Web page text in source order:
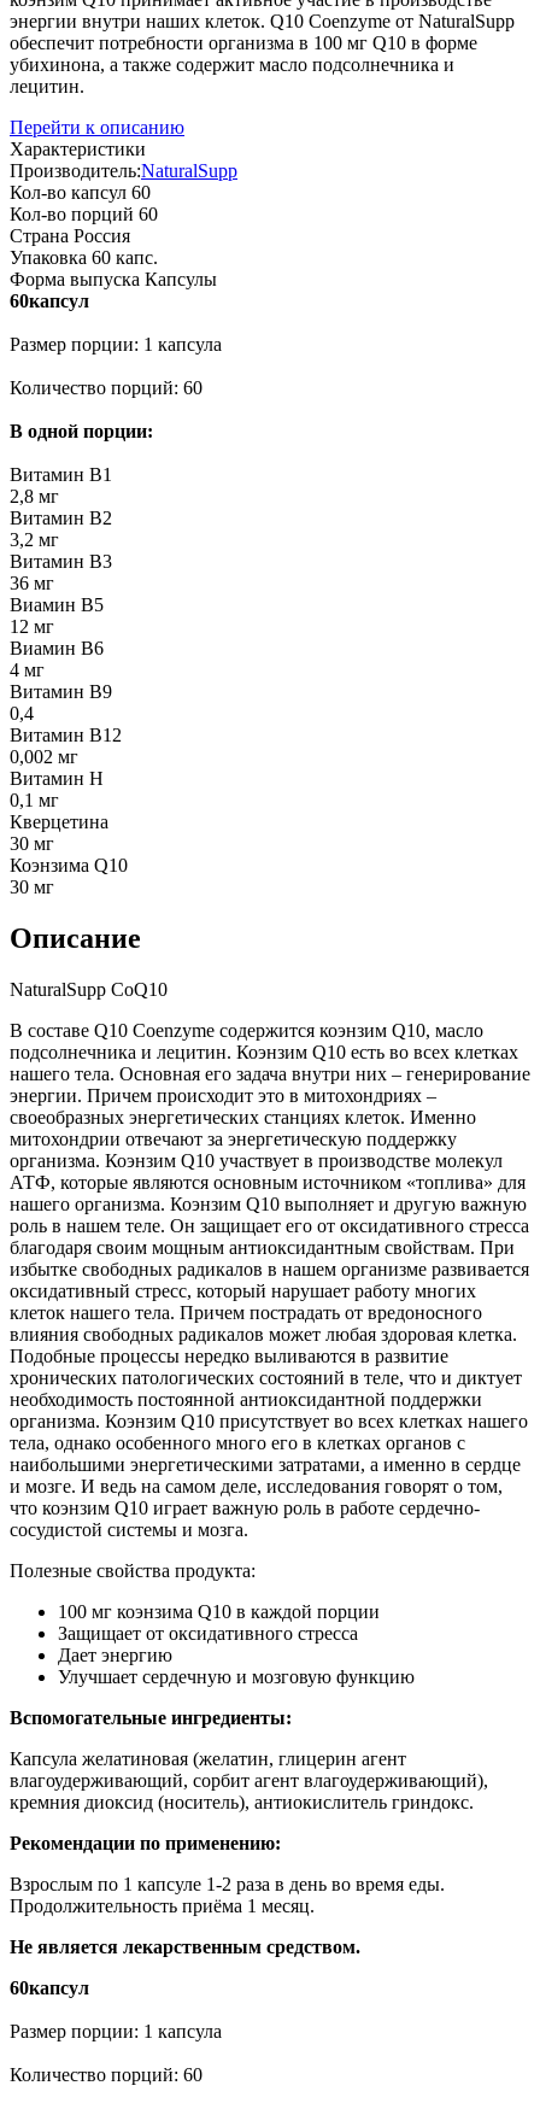
энергии внутри наших клеток. Q10 Coenzyme от NaturalSupp
обеспечит потребности организма в 100 мг Q10 в форме
убихинона, а также содержит масло подсолнечника и
лецитин.
Перейти к описанию
Характеристики
Производитель:NaturalSupp
Кол-во капсул 60
Кол-во порций 60
Страна Россия
Упаковка 60 капс.
Форма выпуска Капсулы
60капсул
Размер порции: 1 капсула
Количество порций: 60
В одной порции:
Витамин В1
2,8 мг
Витамин В2
3,2 мг
Витамин В3
36 мг
Виамин В5
12 мг
Виамин В6
4 мг
Витамин В9
0,4
Витамин В12
0,002 мг
Витамин Н
0,1 мг
Кверцетина
30 мг
Коэнзима Q10
30 мг
Описание
NaturalSupp CoQ10
В составе Q10 Coenzyme содержится коэнзим Q10, масло
подсолнечника и лецитин. Коэнзим Q10 есть во всех клетках
нашего тела. Основная его задача внутри них – генерирование
энергии. Причем происходит это в митохондриях –
своеобразных энергетических станциях клеток. Именно
митохондрии отвечают за энергетическую поддержку
организма. Коэнзим Q10 участвует в производстве молекул
АТФ, которые являются основным источником «топлива» для
нашего организма. Коэнзим Q10 выполняет и другую важную
роль в нашем теле. Он защищает его от оксидативного стресса
благодаря своим мощным антиоксидантным свойствам. При
избытке свободных радикалов в нашем организме развивается
оксидативный стресс, который нарушает работу многих
клеток нашего тела. Причем пострадать от вредоносного
влияния свободных радикалов может любая здоровая клетка.
Подобные процессы нередко выливаются в развитие
хронических патологических состояний в теле, что и диктует
необходимость постоянной антиоксидантной поддержки
организма. Коэнзим Q10 присутствует во всех клетках нашего
тела, однако особенного много его в клетках органов с
наибольшими энергетическими затратами, а именно в сердце
и мозге. И ведь на самом деле, исследования говорят о том,
что коэнзим Q10 играет важную роль в работе сердечно-
сосудистой системы и мозга.
Полезные свойства продукта:
100 мг коэнзима Q10 в каждой порции
Защищает от оксидативного стресса
Дает энергию
Улучшает сердечную и мозговую функцию
Вспомогательные ингредиенты:
Капсула желатиновая (желатин, глицерин агент
влагоудерживающий, сорбит агент влагоудерживающий),
кремния диоксид (носитель), антиокислитель гриндокс.
Рекомендации по применению:
Взрослым по 1 капсуле 1-2 раза в день во время еды.
Продолжительность приёма 1 месяц.
Не является лекарственным средством.
60капсул
Размер порции: 1 капсула
Количество порций: 60